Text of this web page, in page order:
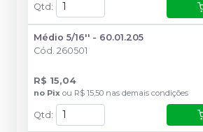
Qtd :
Médio 5/16'' - 60.01.205
Cód. 260501
R$ 15,04
no Pix ou R$ 15,50 nas demais condições
Qtd: